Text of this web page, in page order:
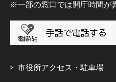
※一部の窓口では開庁時間が
市役所アクセス・駐車場